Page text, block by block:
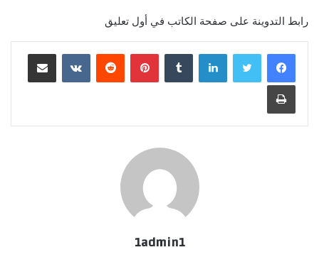
رابط التدوينة على صفحة الكاتب في أول تعليق
لينكدإن بينتيريست مشاركة عبر البريد
طباعة
1admin1